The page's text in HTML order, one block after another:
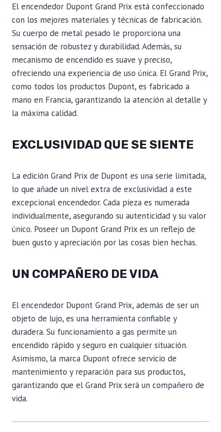
El encendedor Dupont Grand Prix está confeccionado
con los mejores materiales y técnicas de fabricación.
Su cuerpo de metal pesado le proporciona una
sensación de robustez y durabilidad. Además, su
mecanismo de encendido es suave y preciso,
ofreciendo una experiencia de uso única. El Grand Prix,
como todos los productos Dupont, es fabricado a
mano en Francia, garantizando la atención al detalle y
la máxima calidad.
EXCLUSIVIDAD QUE SE SIENTE
La edición Grand Prix de Dupont es una serie limitada,
lo que añade un nivel extra de exclusividad a este
excepcional encendedor. Cada pieza es numerada
individualmente, asegurando su autenticidad y su valor
único. Poseer un Dupont Grand Prix es un reflejo de
buen gusto y apreciación por las cosas bien hechas.
UN COMPAÑERO DE VIDA
El encendedor Dupont Grand Prix, además de ser un
objeto de lujo, es una herramienta confiable y
duradera. Su funcionamiento a gas permite un
encendido rápido y seguro en cualquier situación.
Asimismo, la marca Dupont ofrece servicio de
mantenimiento y reparación para sus productos,
garantizando que el Grand Prix será un compañero de
vida.